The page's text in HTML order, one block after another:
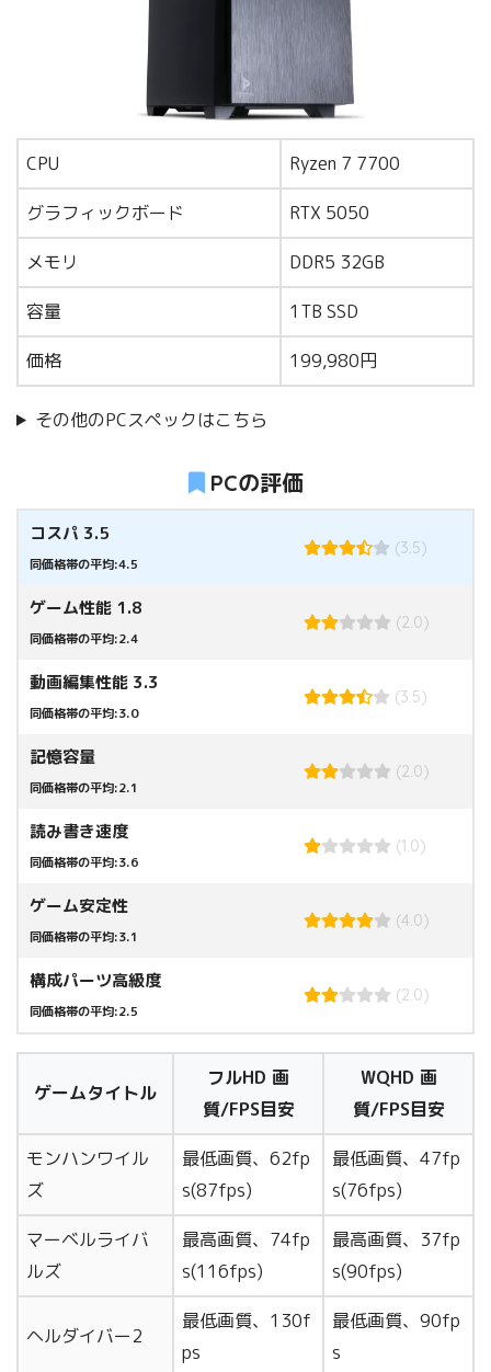
CPU Ryzen 7 7700
グラフィックボード RTX 5050
メモリ DDR5 32GB
容量 1TB SSD
価格 199,980円
その他のPCスペックはこちら
PCの評価
コスパ 3.5
同価格帯の平均:4.5
(3.5)
ゲーム性能 1.8
同価格帯の平均:2.4
(2.0)
動画編集性能 3.3
同価格帯の平均:3.0
(3.5)
記憶容量
同価格帯の平均:2.1
(2.0)
読み書き速度
同価格帯の平均:3.6
(1.0)
ゲーム安定性
同価格帯の平均:3.1
(4.0)
構成パーツ高級度
同価格帯の平均:2.5
(2.0)
ゲームタイトル
フルHD 画
質/FPS目安
WQHD 画
質/FPS目安
モンハンワイル
ズ
最低画質、62fp
s(87fps)
最低画質、47fp
s(76fps)
マーベルライバ
ルズ
最高画質、74fp
s(116fps)
最高画質、37fp
s(90fps)
ヘルダイバー2
最低画質、130f
ps
最低画質、90fp
s